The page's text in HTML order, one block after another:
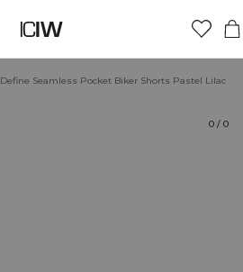
Define Seamless Pocket Biker Shorts Pastel Lilac
0 / 0